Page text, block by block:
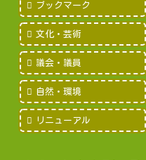
ブックマーク
文化・芸術
議会・議員
自然・環境
リニューアル